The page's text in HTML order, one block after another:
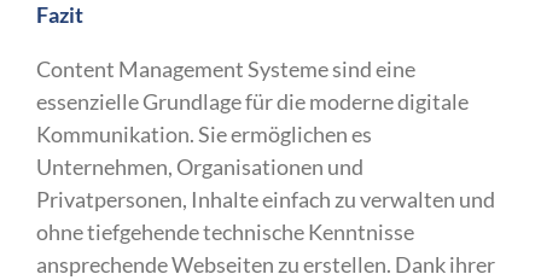
Fazit
Content Management Systeme sind eine
essenzielle Grundlage für die moderne digitale
Kommunikation. Sie ermöglichen es
Unternehmen, Organisationen und
Privatpersonen, Inhalte einfach zu verwalten und
ohne tiefgehende technische Kenntnisse
ansprechende Webseiten zu erstellen. Dank ihrer